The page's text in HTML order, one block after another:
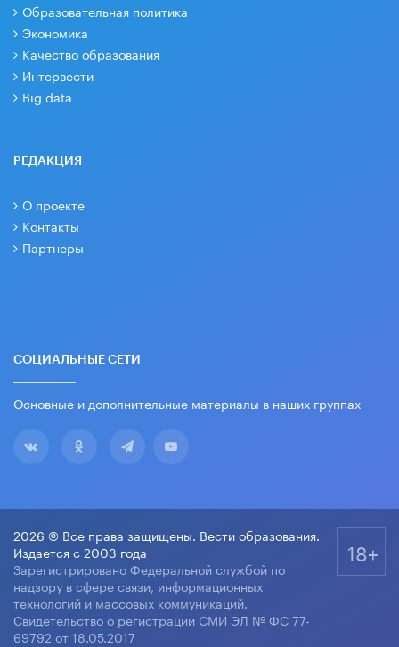
Образовательная политика
Экономика
Качество образования
Интервести
Big data
РЕДАКЦИЯ
О проекте
Контакты
Партнеры
СОЦИАЛЬНЫЕ СЕТИ
Основные и дополнительные материалы в наших группах
2026 © Все права защищены. Вести образования.
Издается с 2003 года
Зарегистрировано Федеральной службой по
надзору в сфере связи, информационных
технологий и массовых коммуникаций.
Свидетельство о регистрации СМИ ЭЛ № ФС 77-
69792 от 18.05.2017
18+